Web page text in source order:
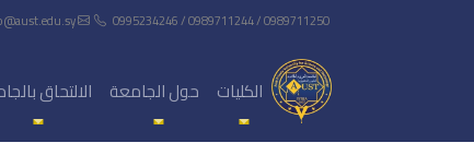
0995234246 / 0989711244 / 0989711250
الكليات حول الجامعة الالتحاق